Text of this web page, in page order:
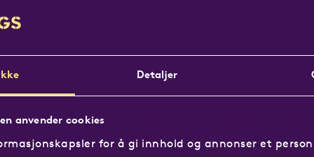
Detaljer
anvender cookies
for å gi innhold og annonser et
fin kaffeløsning til din arbeidsplass
nøl med å kontakte oss – vi har
sammen med lokale